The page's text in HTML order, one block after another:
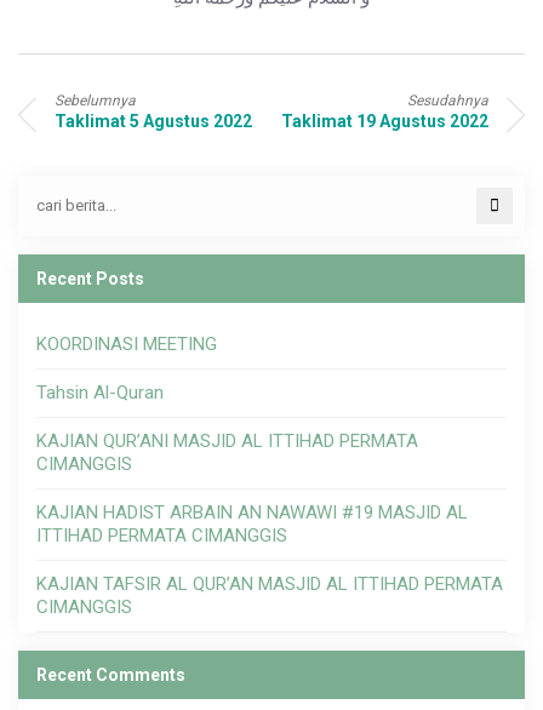
Sebelumnya
Taklimat 5 Agustus 2022
Sesudahnya
Taklimat 19 Agustus 2022
Recent Posts
KOORDINASI MEETING
Tahsin Al-Quran
KAJIAN QUR’ANI MASJID AL ITTIHAD PERMATA
CIMANGGIS
KAJIAN HADIST ARBAIN AN NAWAWI #19 MASJID AL
ITTIHAD PERMATA CIMANGGIS
KAJIAN TAFSIR AL QUR’AN MASJID AL ITTIHAD PERMATA
CIMANGGIS
Recent Comments